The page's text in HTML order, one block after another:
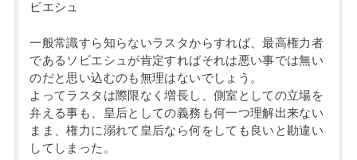
ビエシュ
一般常識すら知らないラスタからすれば、最高権力者
であるソビエシュが肯定すればそれは悪い事では無い
のだと思い込むのも無理はないでしょう。
よってラスタは際限なく増長し、側室としての立場を
弁える事も、皇后としての義務も何一つ理解出来ない
まま、権力に溺れて皇后なら何をしても良いと勘違い
してしまった。